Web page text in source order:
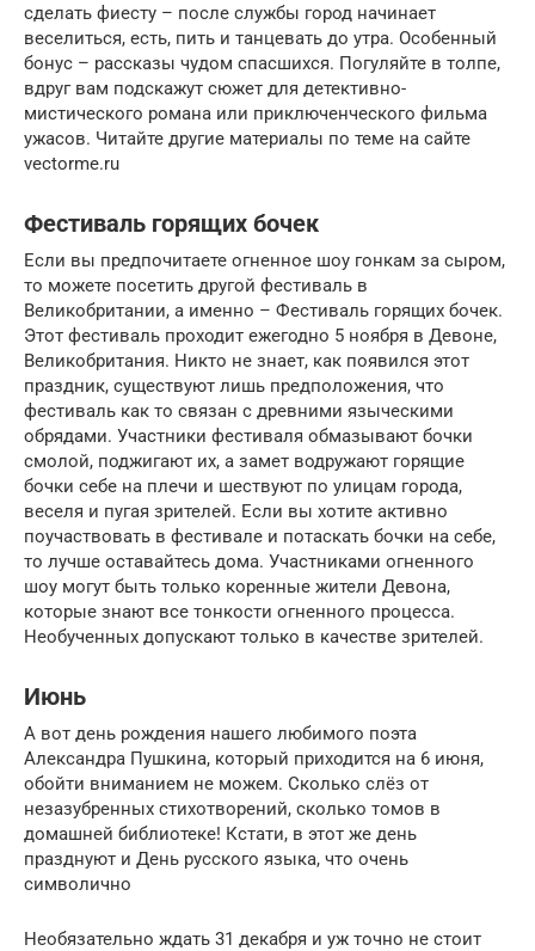
сделать фиесту – после службы город начинает
веселиться, есть, пить и танцевать до утра. Особенный
бонус – рассказы чудом спасшихся. Погуляйте в толпе,
вдруг вам подскажут сюжет для детективно-
мистического романа или приключенческого фильма
ужасов. Читайте другие материалы по теме на сайте
vectorme.ru
Фестиваль горящих бочек
Если вы предпочитаете огненное шоу гонкам за сыром,
то можете посетить другой фестиваль в
Великобритании, а именно – Фестиваль горящих бочек.
Этот фестиваль проходит ежегодно 5 ноября в Девоне,
Великобритания. Никто не знает, как появился этот
праздник, существуют лишь предположения, что
фестиваль как то связан с древними языческими
обрядами. Участники фестиваля обмазывают бочки
смолой, поджигают их, а замет водружают горящие
бочки себе на плечи и шествуют по улицам города,
веселя и пугая зрителей. Если вы хотите активно
поучаствовать в фестивале и потаскать бочки на себе,
то лучше оставайтесь дома. Участниками огненного
шоу могут быть только коренные жители Девона,
которые знают все тонкости огненного процесса.
Необученных допускают только в качестве зрителей.
Июнь
А вот день рождения нашего любимого поэта
Александра Пушкина, который приходится на 6 июня,
обойти вниманием не можем. Сколько слёз от
незазубренных стихотворений, сколько томов в
домашней библиотеке! Кстати, в этот же день
празднуют и День русского языка, что очень
символично
Необязательно ждать 31 декабря и уж точно не стоит